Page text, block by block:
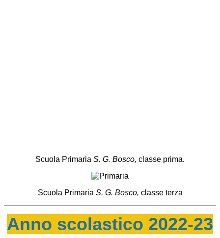
Scuola Primaria S. G. Bosco, classe prima.
Scuola Primaria S. G. Bosco, classe terza
Anno scolastico 2022-23